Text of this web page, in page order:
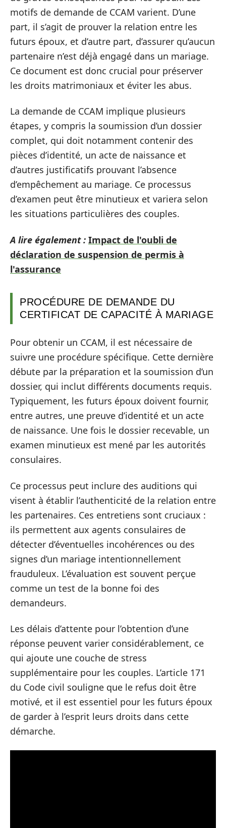
motifs de demande de CCAM varient. D’une
part, il s’agit de prouver la relation entre les
futurs époux, et d’autre part, d’assurer qu’aucun
partenaire n’est déjà engagé dans un mariage.
Ce document est donc crucial pour préserver
les droits matrimoniaux et éviter les abus.
La demande de CCAM implique plusieurs
étapes, y compris la soumission d’un dossier
complet, qui doit notamment contenir des
pièces d’identité, un acte de naissance et
d’autres justificatifs prouvant l’absence
d’empêchement au mariage. Ce processus
d’examen peut être minutieux et variera selon
les situations particulières des couples.
A lire également : Impact de l'oubli de
déclaration de suspension de permis à
l'assurance
PROCÉDURE DE DEMANDE DU
CERTIFICAT DE CAPACITÉ À MARIAGE
Pour obtenir un CCAM, il est nécessaire de
suivre une procédure spécifique. Cette dernière
débute par la préparation et la soumission d’un
dossier, qui inclut différents documents requis.
Typiquement, les futurs époux doivent fournir,
entre autres, une preuve d’identité et un acte
de naissance. Une fois le dossier recevable, un
examen minutieux est mené par les autorités
consulaires.
Ce processus peut inclure des auditions qui
visent à établir l’authenticité de la relation entre
les partenaires. Ces entretiens sont cruciaux :
ils permettent aux agents consulaires de
détecter d’éventuelles incohérences ou des
signes d’un mariage intentionnellement
frauduleux. L’évaluation est souvent perçue
comme un test de la bonne foi des
demandeurs.
Les délais d’attente pour l’obtention d’une
réponse peuvent varier considérablement, ce
qui ajoute une couche de stress
supplémentaire pour les couples. L’article 171
du Code civil souligne que le refus doit être
motivé, et il est essentiel pour les futurs époux
de garder à l’esprit leurs droits dans cette
démarche.